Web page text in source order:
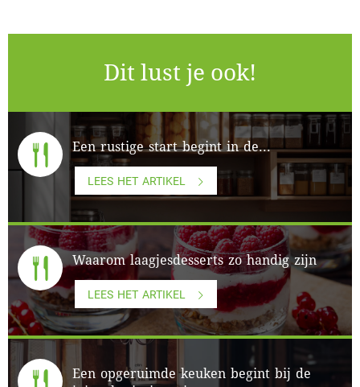
Dit lust je ook!
Een rustige start begint in de...
LEES HET ARTIKEL
Waarom laagjesdesserts zo handig zijn
LEES HET ARTIKEL
Een opgeruimde keuken begint bij de